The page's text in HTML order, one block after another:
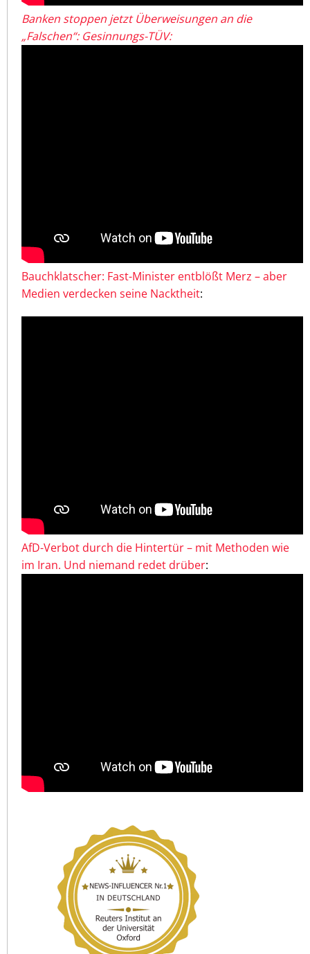
Banken stoppen jetzt Überweisungen an die
„Falschen“: Gesinnungs-TÜV:
Bauchklatscher: Fast-Minister entblößt Merz – aber
Medien verdecken seine Nacktheit:
AfD-Verbot durch die Hintertür – mit Methoden wie
im Iran. Und niemand redet drüber: